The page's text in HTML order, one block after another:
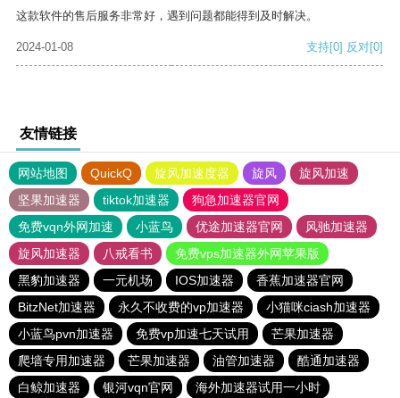
这款软件的售后服务非常好，遇到问题都能得到及时解决。
2024-01-08 支持[0] 反对[0]
友情链接
网站地图 QuickQ 旋风加速度器 旋风
旋风加速
坚果加速器
tiktok加速器
狗急加速器官网
免费vqn外网加速
小蓝鸟 优途加速器官网
风驰加速器
旋风加速器
八戒看书
免费vps加速器外网苹果版
黑豹加速器
一元机场 IOS加速器
香蕉加速器官网
BitzNet加速器
永久不收费的vp加速器
小猫咪ciash加速器
小蓝鸟pvn加速器
免费vp加速七天试用
芒果加速器
爬墙专用加速器
芒果加速器 油管加速器
酷通加速器
白鲸加速器
银河vqn官网 海外加速器试用一小时